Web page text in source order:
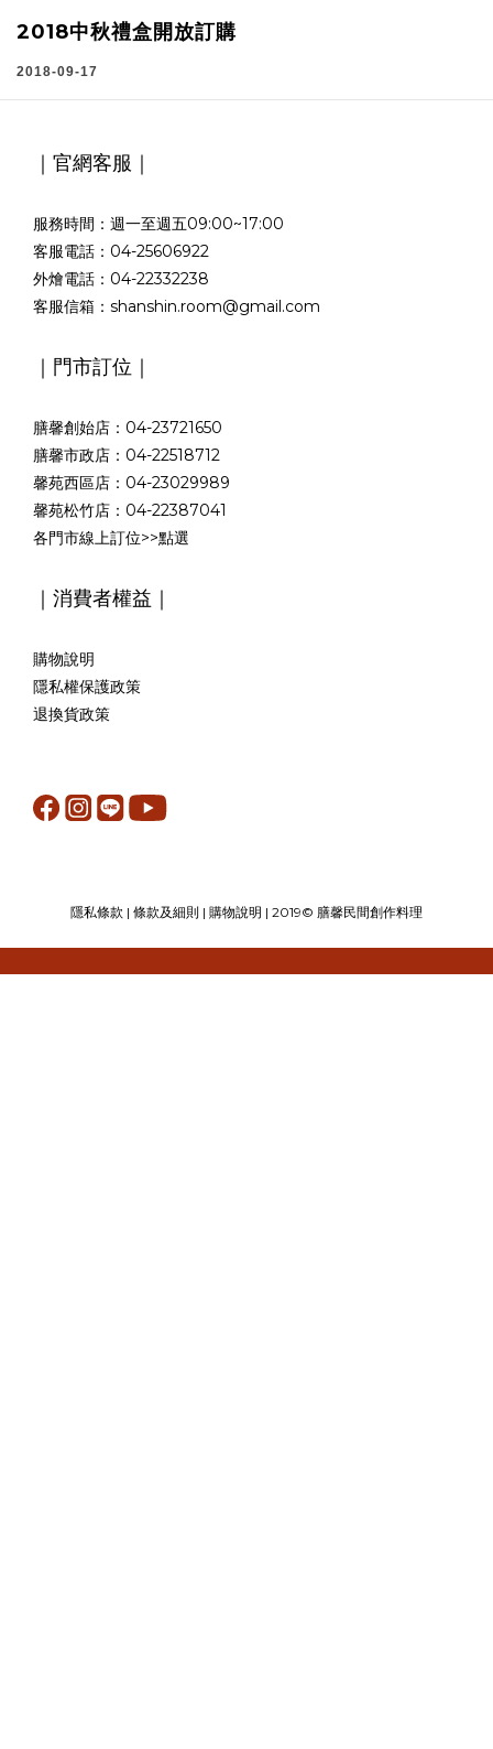
2018中秋禮盒開放訂購
2018-09-17
｜官網客服｜
服務時間：週一至週五09:00~17:00
客服電話：04-25606922
外燴電話：04-22332238
客服信箱：shanshin.room@gmail.com
｜門市訂位｜
膳馨創始店：04-23721650
膳馨市政店：04-22518712
馨苑西區店：04-23029989
馨苑松竹店：04-22387041
各門市線上訂位>>點選
｜消費者權益｜
購物說明
隱私權保護政策
退換貨政策
隱私條款 | 條款及細則 | 購物說明 | 2019© 膳馨民間創作料理